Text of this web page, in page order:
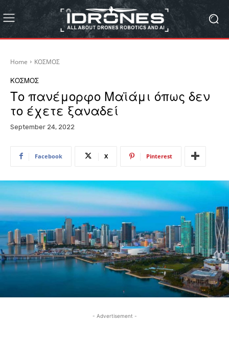
Home ΚΟΣΜΟΣ
ΚΟΣΜΟΣ
Το πανέμορφο Μαϊάμι όπως δεν
το έχετε ξαναδεί
September 24, 2022
Facebook X Pinterest
- Advertisement -